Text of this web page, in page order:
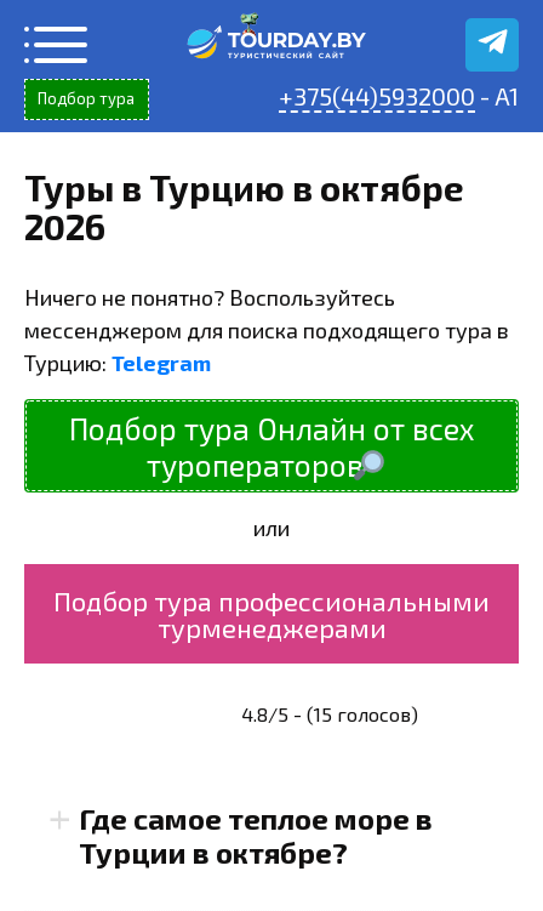
содержанию
Подбор тура +375(44)5932000 - A1
Туры в Турцию в октябре
2026
Ничего не понятно? Воспользуйтесь
мессенджером для поиска подходящего тура в
Турцию: Telegram
Подбор тура Онлайн от всех
туроператоров
или
Подбор тура профессиональными
турменеджерами
4.8/5 - (15 голосов)
+ Где самое теплое море в
Турции в октябре?